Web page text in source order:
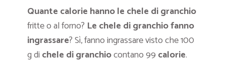
Quante calorie hanno le chele di granchio
fritte o al forno? Le chele di granchio fanno
ingrassare? Sì, fanno ingrassare visto che 100
g di chele di granchiocontano 99 calorie.